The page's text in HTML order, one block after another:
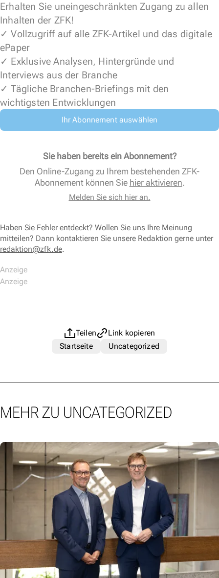
Erhalten Sie uneingeschränkten Zugang zu allen
Inhalten der ZFK!
✓ Vollzugriff auf alle ZFK-Artikel und das digitale
ePaper
✓ Exklusive Analysen, Hintergründe und
Interviews aus der Branche
✓ Tägliche Branchen-Briefings mit den
wichtigsten Entwicklungen
Ihr Abonnement auswählen
Sie haben bereits ein Abonnement?
Den Online-Zugang zu Ihrem bestehenden ZFK-
Abonnement können Sie hier aktivieren.
Melden Sie sich hier an.
Haben Sie Fehler entdeckt? Wollen Sie uns Ihre Meinung
mitteilen? Dann kontaktieren Sie unsere Redaktion gerne unter
redaktion@zfk.de.
Teilen
Link kopieren
Startseite
Uncategorized
MEHR ZU UNCATEGORIZED